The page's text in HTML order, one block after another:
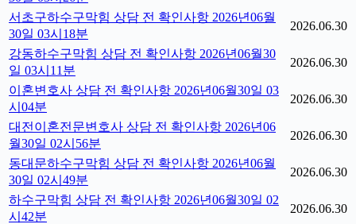
서초구하수구막힘 상담 전 확인사항 2026년06월
30일 03시18분
2026.06.30
강동하수구막힘 상담 전 확인사항 2026년06월30
일 03시11분
2026.06.30
이혼변호사 상담 전 확인사항 2026년06월30일 03
시04분
2026.06.30
대전이혼전문변호사 상담 전 확인사항 2026년06
월30일 02시56분
2026.06.30
동대문하수구막힘 상담 전 확인사항 2026년06월
30일 02시49분
2026.06.30
하수구막힘 상담 전 확인사항 2026년06월30일 02
시42분
2026.06.30